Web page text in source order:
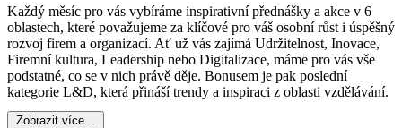
Každý měsíc pro vás vybíráme inspirativní přednášky a akce v 6
oblastech, které považujeme za klíčové pro váš osobní růst i úspěšný
rozvoj firem a organizací. Ať už vás zajímá Udržitelnost, Inovace,
Firemní kultura, Leadership nebo Digitalizace, máme pro vás vše
podstatné, co se v nich právě děje. Bonusem je pak poslední
kategorie L&D, která přináší trendy a inspiraci z oblasti vzdělávání.
Zobrazit více...